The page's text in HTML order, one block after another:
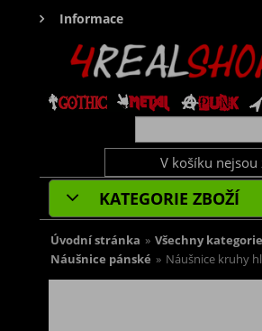
Informace
V košíku
KATEGORIE ZBOŽÍ
Úvodní stránka » Všechny kategorie
Náušnice pánské » Náušnice kruhy